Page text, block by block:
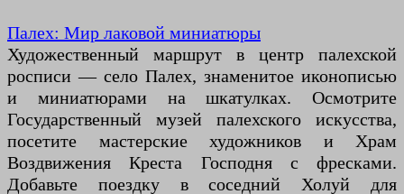
Палех: Мир лаковой миниатюры
Художественный маршрут в центр палехской
росписи — село Палех, знаменитое иконописью
и миниатюрами на шкатулках. Осмотрите
Государственный музей палехского искусства,
посетите мастерские художников и Храм
Воздвижения Креста Господня с фресками.
Добавьте поездку в соседний Холуй для